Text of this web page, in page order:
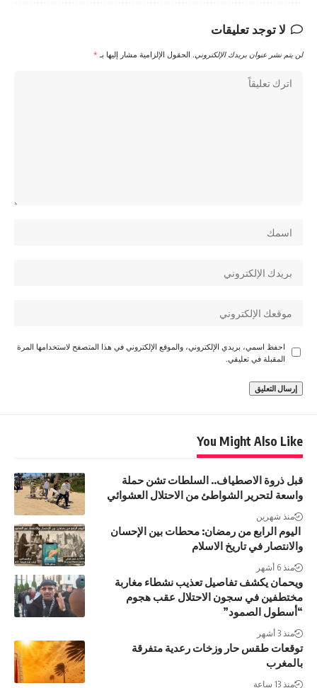
لا توجد تعليقات
لن يتم نشر عنوان بريدك الإلكتروني. الحقول الإلزامية مشار إليها بـ *
احفظ اسمي، بريدي الإلكتروني، والموقع الإلكتروني في هذا المتصفح لاستخدامها المرة
المقبلة في تعليقي.
You Might Also Like
قبل ذروة الاصطياف.. السلطات تشن حملة
واسعة لتحرير الشواطئ من الاحتلال العشوائي
منذ شهرين
اليوم الرابع من رمضان: محطات بين الإحسان
والانتصار في تاريخ الاسلام
منذ 6 أشهر
ويحمان يكشف تفاصيل تعذيب نشطاء مغاربة
مختطفين في سجون الاحتلال عقب هجوم
“أسطول الصمود”
منذ 3 أشهر
توقعات طقس حار وزخات رعدية متفرقة
بالمغرب
منذ 13 ساعة